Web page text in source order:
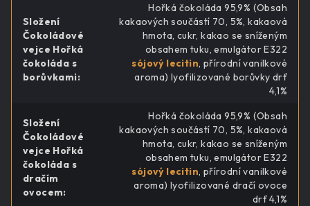
Složení
Čokoládové
vejce Hořká
čokoláda s
borůvkami:
Hořká čokoláda 95,9% (Obsah
kakaových součástí 70, 5%, kakaová
hmota, cukr, kakao se sníženým
obsahem tuku, emulgátor E322
sójový lecitin, přírodní vanilkové
aroma) lyofilizované borůvky drť
4,1%
Složení
Čokoládové
vejce Hořká
čokoláda s
dračím
ovocem:
Hořká čokoláda 95,9% (Obsah
kakaových součástí 70, 5%, kakaová
hmota, cukr, kakao se sníženým
obsahem tuku, emulgátor E322
sójový lecitin, přírodní vanilkové
aroma) lyofilizované dračí ovoce
drť 4,1%